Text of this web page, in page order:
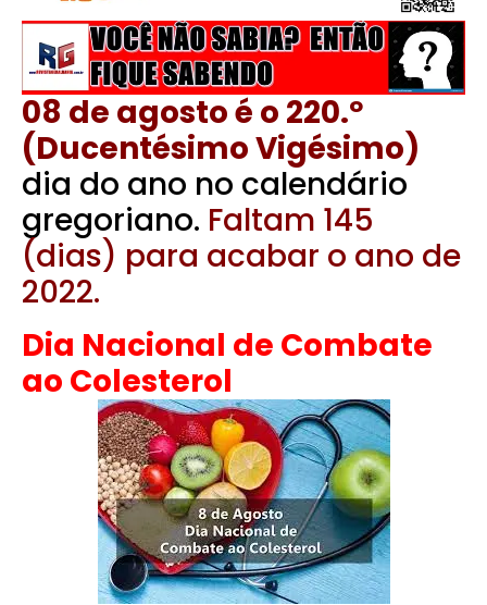
08 de agosto é o 220.º
(Ducentésimo Vigésimo)
dia do ano no calendário
gregoriano. Faltam 145
(dias) para acabar o ano de
2022.
Dia Nacional de Combate
ao Colesterol